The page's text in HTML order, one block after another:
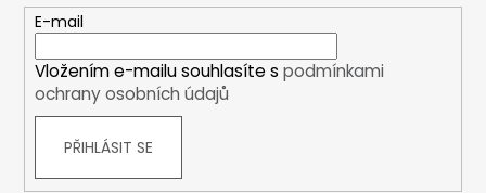
E-mail
Vložením e-mailu souhlasíte s podmínkami
ochrany osobních údajů
PŘIHLÁSIT SE